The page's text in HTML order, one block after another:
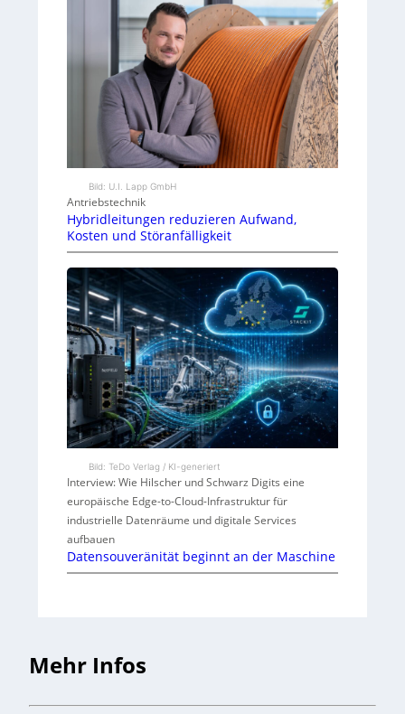
Bild: U.I. Lapp GmbH
Antriebstechnik
Hybridleitungen reduzieren Aufwand,
Kosten und Störanfälligkeit
Bild: TeDo Verlag / KI-generiert
Interview: Wie Hilscher und Schwarz Digits eine
europäische Edge-to-Cloud-Infrastruktur für
industrielle Datenräume und digitale Services
aufbauen
Datensouveränität beginnt an der Maschine
Mehr Infos